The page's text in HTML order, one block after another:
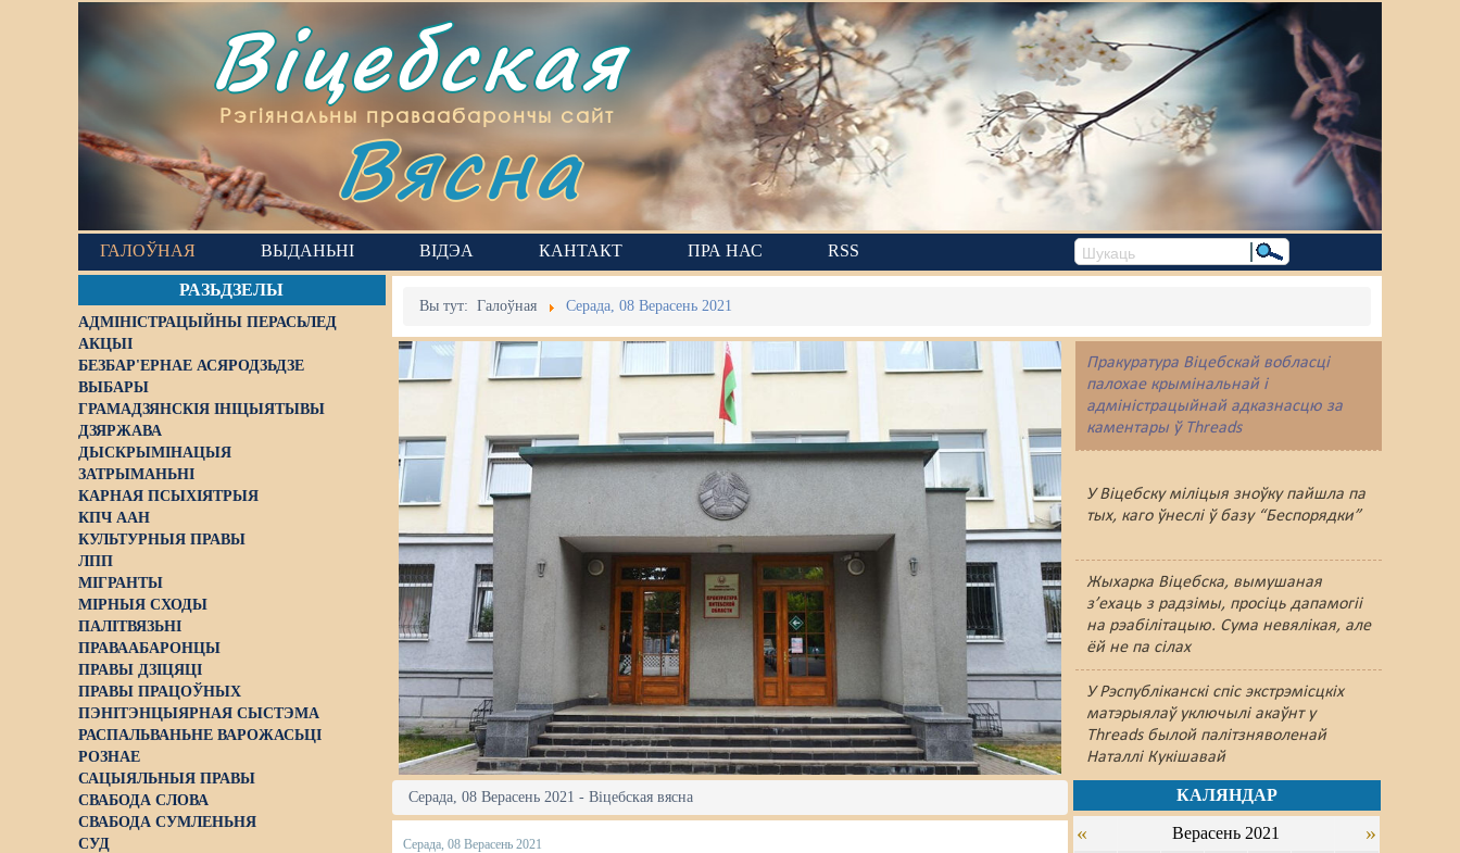
Віцебская
Рэгіянальны праваабарончы сайт
Вясна
ГАЛОЎНАЯ ВЫДАНЬНІ ВІДЭА КАНТАКТ ПРА НАС RSS
РАЗЬДЗЕЛЫ
АДМІНІСТРАЦЫЙНЫ ПЕРАСЬЛЕД
АКЦЫІ
БЕЗБАР'ЕРНАЕ АСЯРОДЗЬДЗЕ
ВЫБАРЫ
ГРАМАДЗЯНСКІЯ ІНІЦЫЯТЫВЫ
ДЗЯРЖАВА
ДЫСКРЫМІНАЦЫЯ
ЗАТРЫМАНЬНІ
КАРНАЯ ПСЫХІЯТРЫЯ
КПЧ ААН
КУЛЬТУРНЫЯ ПРАВЫ
ЛПП
МІГРАНТЫ
МІРНЫЯ СХОДЫ
ПАЛІТВЯЗЬНІ
ПРАВААБАРОНЦЫ
ПРАВЫ ДЗІЦЯЦІ
ПРАВЫ ПРАЦОЎНЫХ
ПЭНІТЭНЦЫЯРНАЯ СЫСТЭМА
РАСПАЛЬВАНЬНЕ ВАРОЖАСЬЦІ
РОЗНАЕ
САЦЫЯЛЬНЫЯ ПРАВЫ
СВАБОДА СЛОВА
СВАБОДА СУМЛЕНЬНЯ
СУД
Вы тут:Галоўная Серада, 08 Верасень 2021
Пракуратура Віцебскай вобласці
палохае крымінальнай і
адміністрацыйнай адказнасцю за
каментары ў Threads
У Віцебску міліцыя зноўку пайшлa па
тых, каго ўнеслі ў базу “Беспорядки”
Жыхарка Віцебска, вымушаная
з’ехаць з радзімы, просіць дапамогіі
на рэабілітацыю. Сума невялікая, але
ёй не па сілах
У Рэспубліканскі спіс экстрэмісцкіх
матэрыялаў уключылі акаўнт у
Threads былой палітзняволенай
Наталлі Кукішавай
Серада, 08 Верасень 2021 - Віцебская вясна
Серада, 08 Верасень 2021
КАЛЯНДАР
« Верасень 2021 »